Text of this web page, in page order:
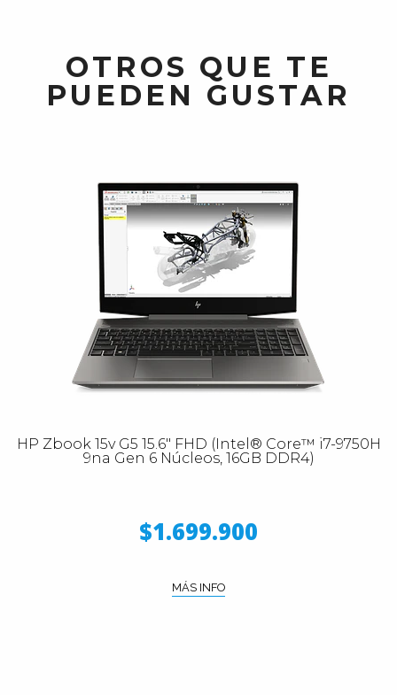
OTROS QUE TE
PUEDEN GUSTAR
HP Zbook 15v G5 15.6" FHD (Intel® Core™ i7-9750H
9na Gen 6 Núcleos, 16GB DDR4)
$1.699.900
MÁS INFO